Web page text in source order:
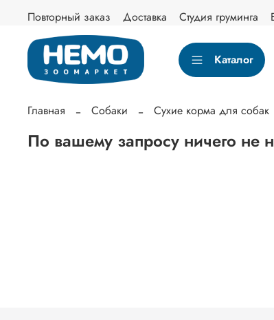
Повторный заказ Доставка Студия груминга
Каталог
Главная Собаки Сухие корма для собак
По вашему запросу ничего не